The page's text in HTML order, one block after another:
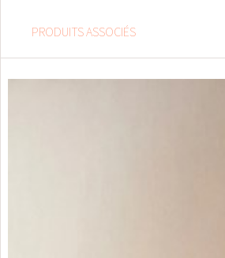
PRODUITS ASSOCIÉS